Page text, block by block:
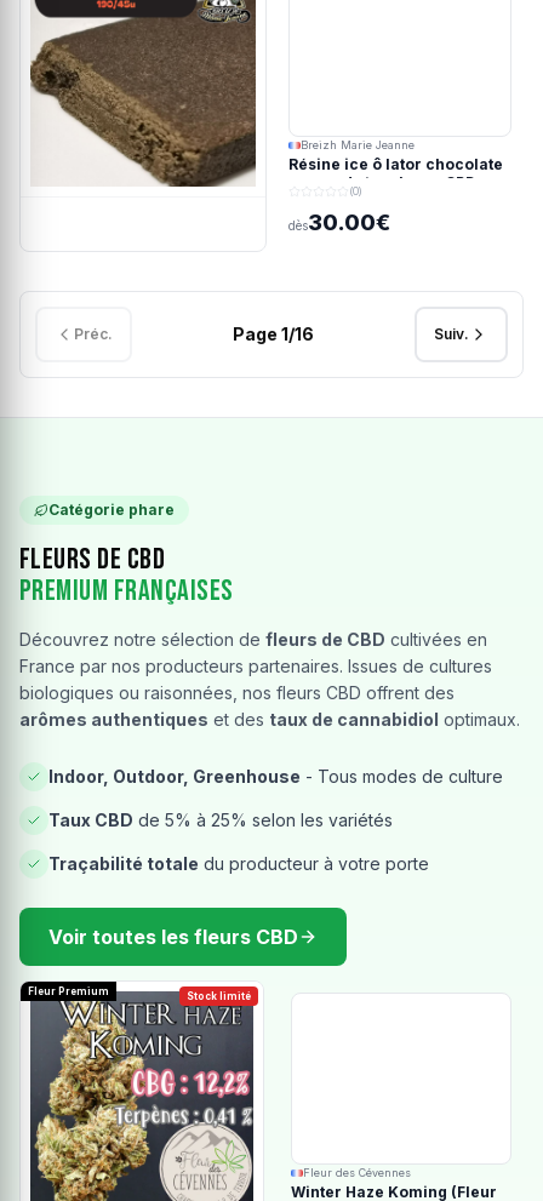
Breizh Marie Jeanne
Résine ice ô lator chocolate
covered strawberry CBD
(0)
dès30.00€
Préc. Page 1/16 Suiv.
Catégorie phare
Fleurs de CBD
Premium Françaises
Découvrez notre sélection de fleurs de CBD cultivées en
France par nos producteurs partenaires. Issues de cultures
biologiques ou raisonnées, nos fleurs CBD offrent des
arômes authentiques et des taux de cannabidiol optimaux.
Indoor, Outdoor, Greenhouse - Tous modes de culture
Taux CBD de 5% à 25% selon les variétés
Traçabilité totale du producteur à votre porte
Voir toutes les fleurs CBD
Stock limité
Fleur Premium
Fleur des Cévennes
Winter Haze Koming (Fleur